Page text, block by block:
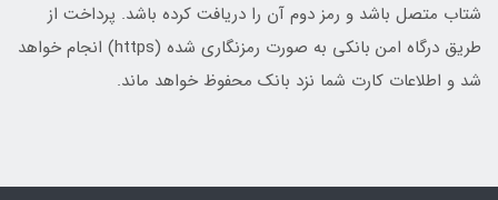
شتاب متصل باشد و رمز دوم آن را دریافت کرده باشد. پرداخت از
طریق درگاه امن بانکی به صورت رمزنگاری شده (https) انجام خواهد
شد و اطلاعات کارت شما نزد بانک محفوظ خواهد ماند.